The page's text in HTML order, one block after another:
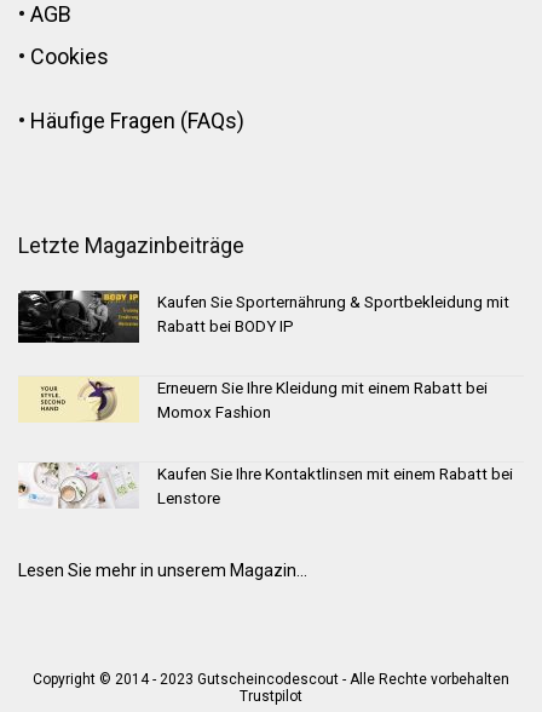
• AGB
• Cookies
• Häufige Fragen (FAQs)
Letzte Magazinbeiträge
Kaufen Sie Sporternährung & Sportbekleidung mit
Rabatt bei BODY IP
Erneuern Sie Ihre Kleidung mit einem Rabatt bei
Momox Fashion
Kaufen Sie Ihre Kontaktlinsen mit einem Rabatt bei
Lenstore
Lesen Sie mehr in unserem Magazin...
Copyright © 2014 - 2023 Gutscheincodescout - Alle Rechte vorbehalten
Trustpilot